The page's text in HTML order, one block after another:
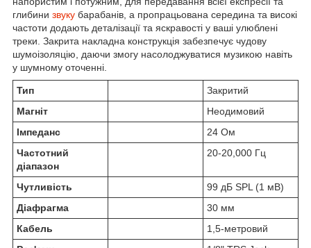
глибини звуку барабанів, а пропрацьована середина та високі
частоти додають деталізації та яскравості у ваші улюблені
треки. Закрита накладна конструкція забезпечує чудову
шумоізоляцію, даючи змогу насолоджуватися музикою навіть
у шумному оточенні.
Тип
Закритий
Магніт
Неодимовий
Імпеданс
24 Ом
Частотний
діапазон
20-20,000 Гц
Чутливість
99 дБ SPL (1 мВ)
Діафрагма
30 мм
Кабель
1,5-метровий